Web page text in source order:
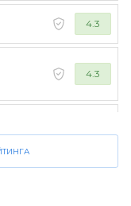
4.3
4.3